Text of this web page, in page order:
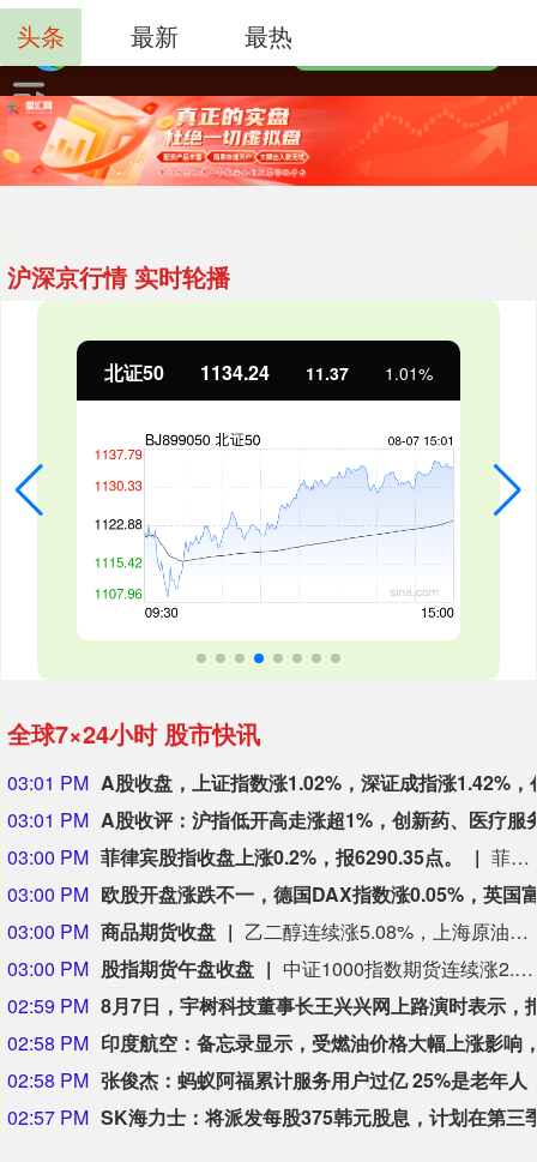
沪深京行情 实时轮播
北证50 1134.24 11.37 1.01%
全球7×24小时 股市快讯
03:01 PM
03:01 PM
03:00 PM 菲律宾股指收盘上涨0.2%，报6290.35点。
菲律宾股指收盘上涨0.2%，报6290.35点。
03:00 PM
03:00 PM 商品期货收盘
乙二醇连续涨5.08%，上海原油连续涨4.26%，燃料油连续涨3.17%，丁二烯橡胶连续涨3.05%，纯苯连续涨3.05%，焦煤连续涨3.05%，低硫燃料油连续涨3.00%，瓶片连续涨2.95%，多晶硅连续涨2.95%，苯乙烯连续涨2.94%。
03:00 PM 股指期货午盘收盘
中证1000指数期货连续涨2.13%， 沪深300指数期货连续涨0.95%， 中证500指数期货连续涨2.13%， 上证50指数期货连续涨1.36%。
02:59 PM
02:58 PM
02:58 PM 张俊杰：蚂蚁阿福累计服务用户过亿 25%是老年人
02:57 PM
头条 最新 最热